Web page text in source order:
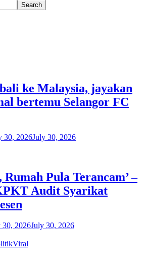
Search
ke Malaysia, jayakan
bertemu Selangor FC
30, 2026July 30, 2026
Rumah Pula Terancam’ –
Audit Syarikat
30, 2026July 30, 2026
Viral